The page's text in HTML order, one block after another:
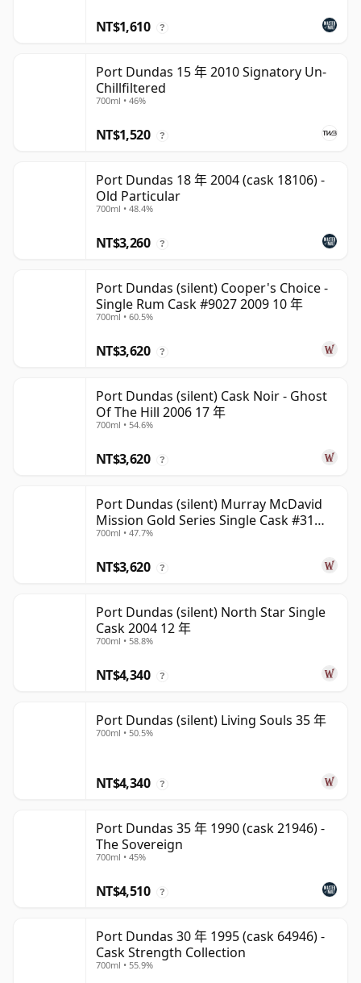
NT$1,610 ?
Port Dundas 15 年 2010 Signatory Un-
Chillfiltered
700ml • 46%
NT$1,520 ?
Port Dundas 18 年 2004 (cask 18106) -
Old Particular
700ml • 48.4%
NT$3,260 ?
Port Dundas (silent) Cooper's Choice -
Single Rum Cask #9027 2009 10 年
700ml • 60.5%
NT$3,620 ?
Port Dundas (silent) Cask Noir - Ghost
Of The Hill 2006 17 年
700ml • 54.6%
NT$3,620 ?
Port Dundas (silent) Murray McDavid
Mission Gold Series Single Cask #31
1998 26 年
700ml • 47.7%
NT$3,620 ?
Port Dundas (silent) North Star Single
Cask 2004 12 年
700ml • 58.8%
NT$4,340 ?
Port Dundas (silent) Living Souls 35 年
700ml • 50.5%
NT$4,340 ?
Port Dundas 35 年 1990 (cask 21946) -
The Sovereign
700ml • 45%
NT$4,510 ?
Port Dundas 30 年 1995 (cask 64946) -
Cask Strength Collection
700ml • 55.9%